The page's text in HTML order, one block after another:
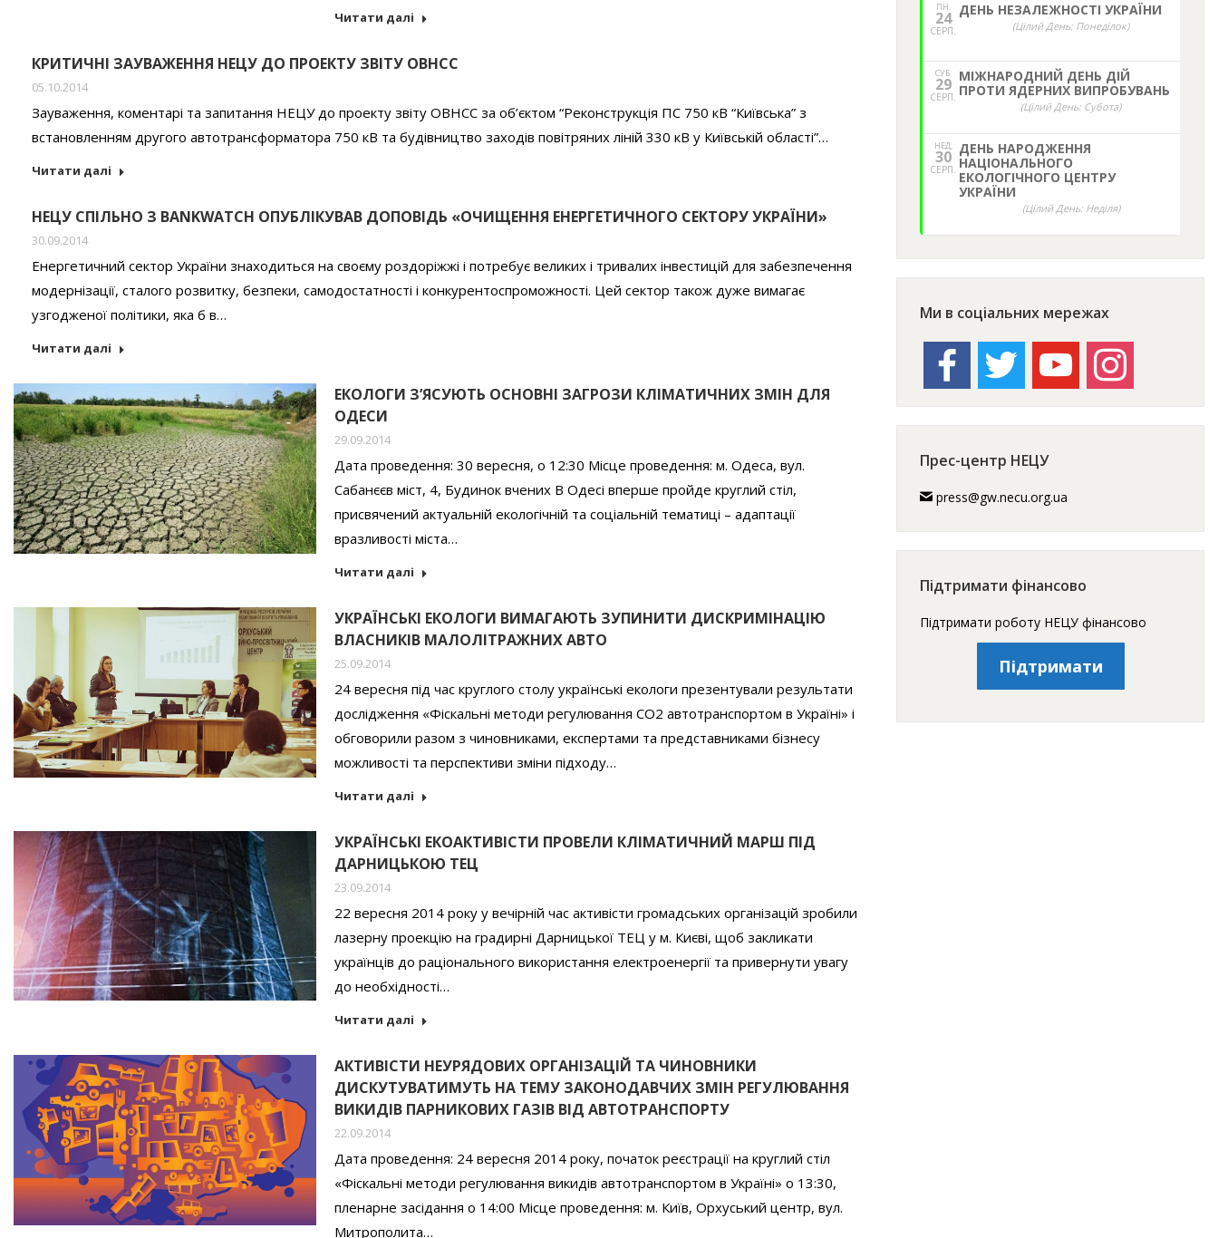
Читати далі
КРИТИЧНІ ЗАУВАЖЕННЯ НЕЦУ ДО ПРОЕКТУ ЗВІТУ ОВНСС
05.10.2014
Зауваження, коментарі та запитання НЕЦУ до проекту звіту ОВНСС за об’єктом “Реконструкція ПС 750 кВ “Київська” з
встановленням другого автотрансформатора 750 кВ та будівництво заходів повітряних ліній 330 кВ у Київській області”…
Читати далі
НЕЦУ СПІЛЬНО З BANKWATCH ОПУБЛІКУВАВ ДОПОВІДЬ «ОЧИЩЕННЯ ЕНЕРГЕТИЧНОГО СЕКТОРУ УКРАЇНИ»
30.09.2014
Енергетичний сектор України знаходиться на своєму роздоріжжі і потребує великих і тривалих інвестицій для забезпечення
модернізації, сталого розвитку, безпеки, самодостатності і конкурентоспроможності. Цей сектор також дуже вимагає
узгодженої політики, яка б в…
Читати далі
ЕКОЛОГИ З’ЯСУЮТЬ ОСНОВНІ ЗАГРОЗИ КЛІМАТИЧНИХ ЗМІН ДЛЯ
ОДЕСИ
29.09.2014
Дата проведення: 30 вересня, о 12:30 Місце проведення: м. Одеса, вул.
Сабанєєв міст, 4, Будинок вчених В Одесі вперше пройде круглий стіл,
присвячений актуальній екологічній та соціальній тематиці – адаптації
вразливості міста…
Читати далі
УКРАЇНСЬКІ ЕКОЛОГИ ВИМАГАЮТЬ ЗУПИНИТИ ДИСКРИМІНАЦІЮ
ВЛАСНИКІВ МАЛОЛІТРАЖНИХ АВТО
25.09.2014
24 вересня під час круглого столу українські екологи презентували результати
дослідження «Фіскальні методи регулювання СО2 автотранспортом в Україні» і
обговорили разом з чиновниками, експертами та представниками бізнесу
можливості та перспективи зміни підходу…
Читати далі
УКРАЇНСЬКІ ЕКОАКТИВІСТИ ПРОВЕЛИ КЛІМАТИЧНИЙ МАРШ ПІД
ДАРНИЦЬКОЮ ТЕЦ
23.09.2014
22 вересня 2014 року у вечірній час активісти громадських організацій зробили
лазерну проекцію на градирні Дарницької ТЕЦ у м. Києві, щоб закликати
українців до раціонального використання електроенергії та привернути увагу
до необхідності…
Читати далі
АКТИВІСТИ НЕУРЯДОВИХ ОРГАНІЗАЦІЙ ТА ЧИНОВНИКИ
ДИСКУТУВАТИМУТЬ НА ТЕМУ ЗАКОНОДАВЧИХ ЗМІН РЕГУЛЮВАННЯ
ВИКИДІВ ПАРНИКОВИХ ГАЗІВ ВІД АВТОТРАНСПОРТУ
22.09.2014
Дата проведення: 24 вересня 2014 року, початок реєстрації на круглий стіл
«Фіскальні методи регулювання викидів автотранспортом в Україні» о 13:30,
пленарне засідання о 14:00 Місце проведення: м. Київ, Орхуський центр, вул.
Митрополита…
ПН.
24
СЕРП.
ДЕНЬ НЕЗАЛЕЖНОСТІ УКРАЇНИ
(Цілий День: Понеділок)
СУБ.
29
СЕРП.
МІЖНАРОДНИЙ ДЕНЬ ДІЙ
ПРОТИ ЯДЕРНИХ ВИПРОБУВАНЬ
(Цілий День: Субота)
НЕД,
30
СЕРП.
ДЕНЬ НАРОДЖЕННЯ
НАЦІОНАЛЬНОГО
ЕКОЛОГІЧНОГО ЦЕНТРУ
УКРАЇНИ
(Цілий День: Неділя)
Ми в соціальних мережах
facebook twitter youtube instagram
Прес-центр НЕЦУ
press@gw.necu.org.ua
Підтримати фінансово
Підтримати роботу НЕЦУ фінансово
Підтримати